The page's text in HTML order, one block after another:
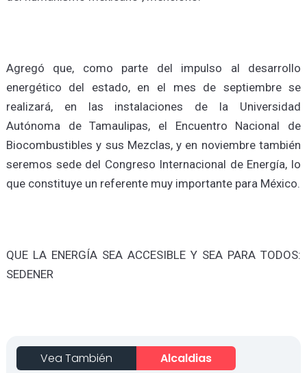
Agregó que, como parte del impulso al desarrollo
energético del estado, en el mes de septiembre se
realizará, en las instalaciones de la Universidad
Autónoma de Tamaulipas, el Encuentro Nacional de
Biocombustibles y sus Mezclas, y en noviembre también
seremos sede del Congreso Internacional de Energía, lo
que constituye un referente muy importante para México.
QUE LA ENERGÍA SEA ACCESIBLE Y SEA PARA TODOS:
SEDENER
Vea También Alcaldias